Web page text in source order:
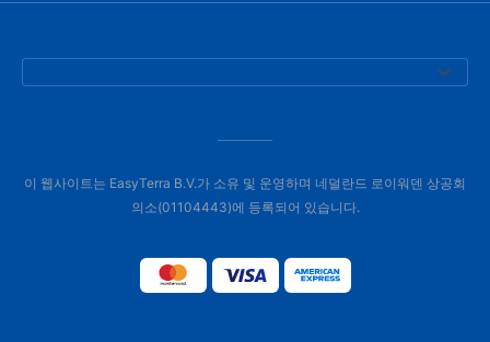
이 웹사이트는 EasyTerra B.V.가 소유 및 운영하며 네덜란드 로이워덴 상공회
의소(01104443)에 등록되어 있습니다.